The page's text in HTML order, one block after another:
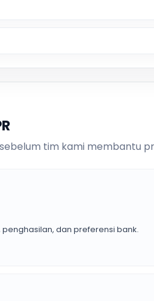
tim kami membantu
dan preferensi bank.